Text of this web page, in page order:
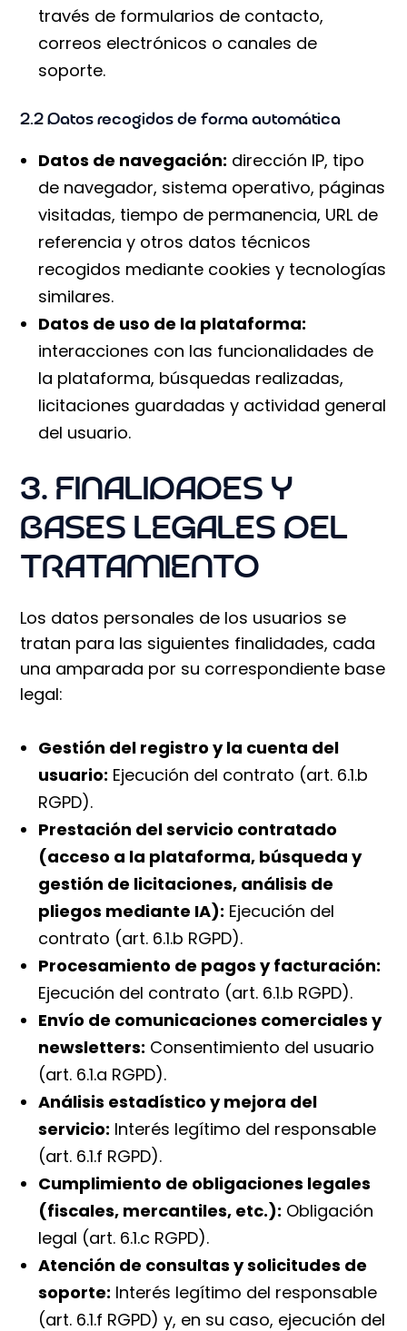
través de formularios de contacto,
correos electrónicos o canales de
soporte.
2.2 Datos recogidos de forma automática
Datos de navegación: dirección IP, tipo
de navegador, sistema operativo, páginas
visitadas, tiempo de permanencia, URL de
referencia y otros datos técnicos
recogidos mediante cookies y tecnologías
similares.
Datos de uso de la plataforma:
interacciones con las funcionalidades de
la plataforma, búsquedas realizadas,
licitaciones guardadas y actividad general
del usuario.
3. FINALIDADES Y
BASES LEGALES DEL
TRATAMIENTO
Los datos personales de los usuarios se
tratan para las siguientes finalidades, cada
una amparada por su correspondiente base
legal:
Gestión del registro y la cuenta del
usuario: Ejecución del contrato (art. 6.1.b
RGPD).
Prestación del servicio contratado
(acceso a la plataforma, búsqueda y
gestión de licitaciones, análisis de
pliegos mediante IA): Ejecución del
contrato (art. 6.1.b RGPD).
Procesamiento de pagos y facturación:
Ejecución del contrato (art. 6.1.b RGPD).
Envío de comunicaciones comerciales y
newsletters: Consentimiento del usuario
(art. 6.1.a RGPD).
Análisis estadístico y mejora del
servicio: Interés legítimo del responsable
(art. 6.1.f RGPD).
Cumplimiento de obligaciones legales
(fiscales, mercantiles, etc.): Obligación
legal (art. 6.1.c RGPD).
Atención de consultas y solicitudes de
soporte: Interés legítimo del responsable
(art. 6.1.f RGPD) y, en su caso, ejecución del